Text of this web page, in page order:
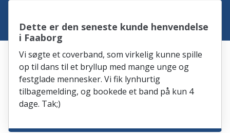
Dette er den seneste kunde henvendelse
i Faaborg
Vi søgte et coverband, som virkelig kunne spille
op til dans til et bryllup med mange unge og
festglade mennesker. Vi fik lynhurtig
tilbagemelding, og bookede et band på kun 4
dage. Tak;)